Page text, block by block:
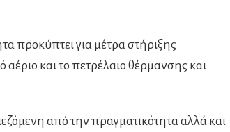
προκύπτει για μέτρα στήριξης
και το πετρέλαιο θέρμανσης και
από την πραγματικότητα αλλά και